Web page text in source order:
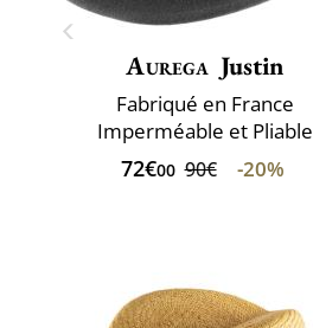
Aurega Justin
Fabriqué en France
Imperméable et Pliable
72€00 90€ -20%